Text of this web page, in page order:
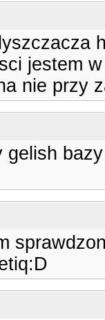
jestem
nie przy